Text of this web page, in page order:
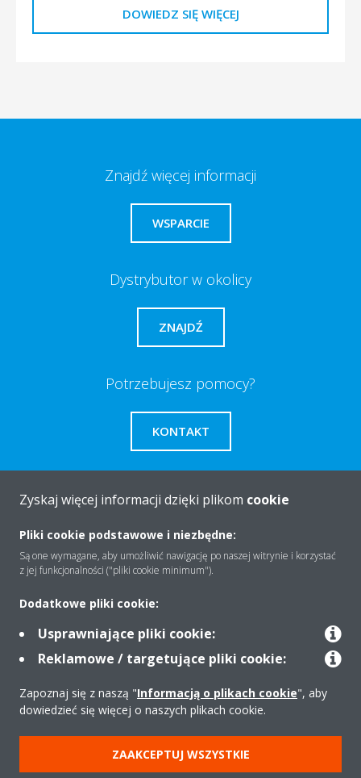
DOWIEDZ SIĘ WIĘCEJ
Znajdź więcej informacji
WSPARCIE
Dystrybutor w okolicy
ZNAJDŹ
Potrzebujesz pomocy?
KONTAKT
O firmie
Kontakt
Produkty
Copyright © Daikin
Zyskaj więcej informacji dzięki plikom cookie
Pliki cookie podstawowe i niezbędne:
Są one wymagane, aby umożliwić nawigację po naszej witrynie i korzystać
z jej funkcjonalności ("pliki cookie minimum").
Dodatkowe pliki cookie:
Usprawniające pliki cookie:
Reklamowe / targetujące pliki cookie:
Zapoznaj się z naszą "Informacją o plikach cookie", aby
dowiedzieć się więcej o naszych plikach cookie.
ZAAKCEPTUJ WSZYSTKIE